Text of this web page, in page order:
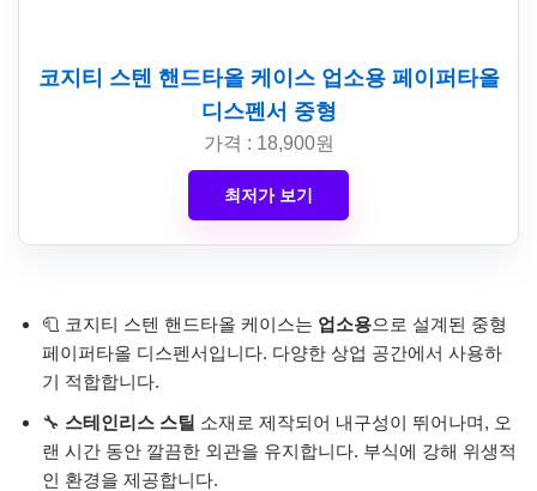
코지티 스텐 핸드타올 케이스 업소용 페이퍼타올
디스펜서 중형
가격 : 18,900원
최저가 보기
🧻 코지티 스텐 핸드타올 케이스는 업소용으로 설계된 중형
페이퍼타올 디스펜서입니다. 다양한 상업 공간에서 사용하
기 적합합니다.
🔧 스테인리스 스틸 소재로 제작되어 내구성이 뛰어나며, 오
랜 시간 동안 깔끔한 외관을 유지합니다. 부식에 강해 위생적
인 환경을 제공합니다.